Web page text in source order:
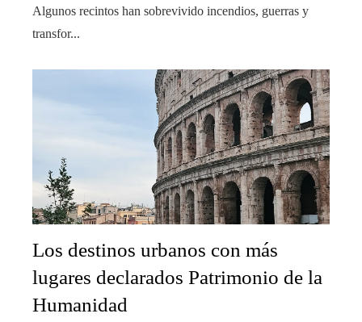
Algunos recintos han sobrevivido incendios, guerras y
transfor...
Los destinos urbanos con más
lugares declarados Patrimonio de la
Humanidad